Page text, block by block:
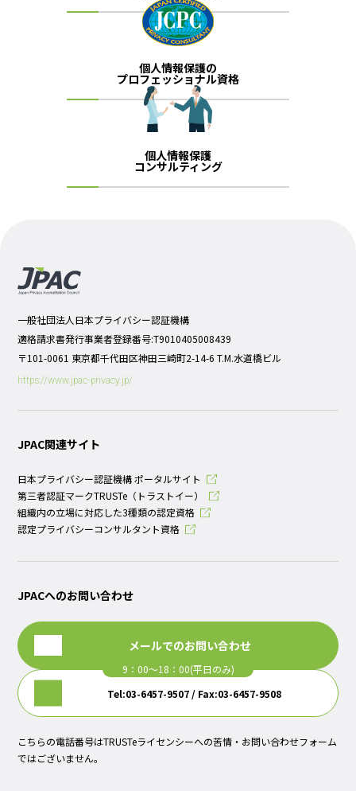
個人情報保護の
プロフェッショナル資格
個人情報保護
コンサルティング
一般社団法人日本プライバシー認証機構
適格請求書発行事業者登録番号:T9010405008439
〒101-0061 東京都千代田区神田三崎町2-14-6 T.M.水道橋ビル
https://www.jpac-privacy.jp/
JPAC関連サイト
日本プライバシー認証機構 ポータルサイト
第三者認証マークTRUSTe（トラストイー）
組織内の立場に対応した3種類の認定資格
認定プライバシーコンサルタント資格
JPACへのお問い合わせ
メールでのお問い合わせ
Tel:03-6457-9507 / Fax:03-6457-9508
こちらの電話番号はTRUSTeライセンシーへの苦情・お問い合わせフォーム
ではございません。